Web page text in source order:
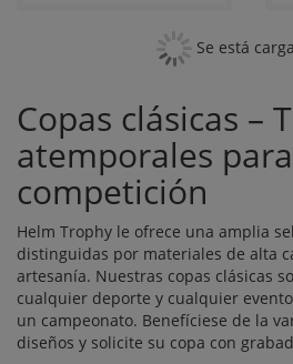
Se está
Copas clásicas –
atemporales
competición
Helm Trophy le ofrece una amplia
distinguidas por materiales de alta
artesanía. Nuestras copas clásicas
cualquier deporte y cualquier
un campeonato. Benefíciese de la
diseños y solicite su copa con